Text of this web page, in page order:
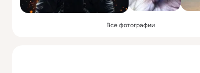
Все фотографии